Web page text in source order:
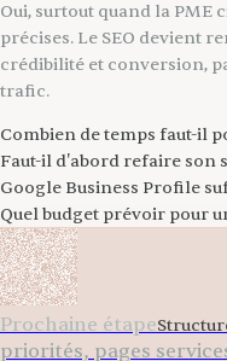
Oui, surtout quand la PME
précises. Le SEO devient
crédibilité et conversion,
trafic.
Combien de temps faut-il
Faut-il d'abord refaire son
Google Business Profile
Quel budget prévoir pour
Prochaine étape
priorités, pages